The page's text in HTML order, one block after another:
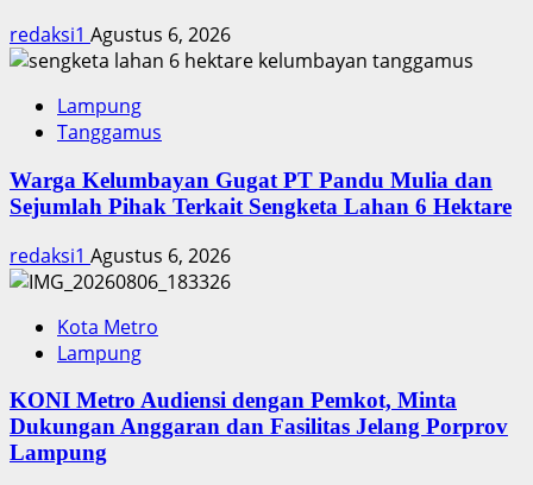
redaksi1 Agustus 6, 2026
Lampung
Tanggamus
Warga Kelumbayan Gugat PT Pandu Mulia dan
Sejumlah Pihak Terkait Sengketa Lahan 6 Hektare
redaksi1 Agustus 6, 2026
Kota Metro
Lampung
KONI Metro Audiensi dengan Pemkot, Minta
Dukungan Anggaran dan Fasilitas Jelang Porprov
Lampung